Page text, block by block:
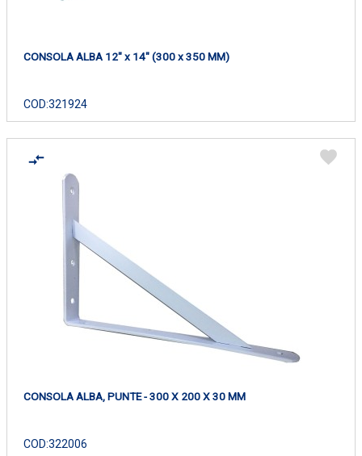
CONSOLA ALBA 12" x 14" (300 x 350 MM)
COD:321924
CONSOLA ALBA, PUNTE - 300 X 200 X 30 MM
COD:322006